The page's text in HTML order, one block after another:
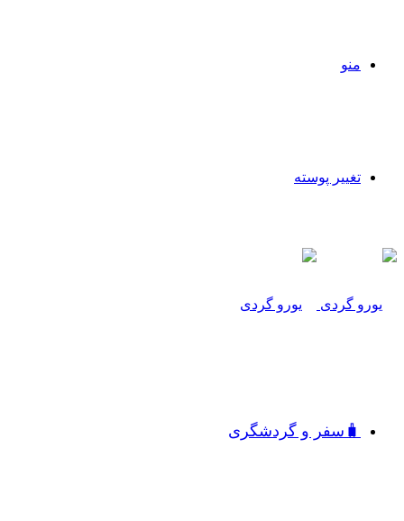
منو
تغییر پوسته
🧳سفر و گردشگری